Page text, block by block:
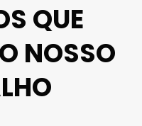
QUE
NOSSO